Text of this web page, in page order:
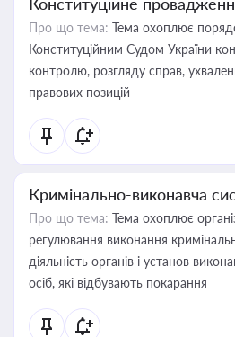
Про що тема: Тема охоплює
Конституційним Судом України
контролю, розгляду справ,
правових позицій
Кримінально-виконавча
Про що тема: Тема охоплює
регулювання виконання
діяльність органів і установ
осіб, які відбувають покарання